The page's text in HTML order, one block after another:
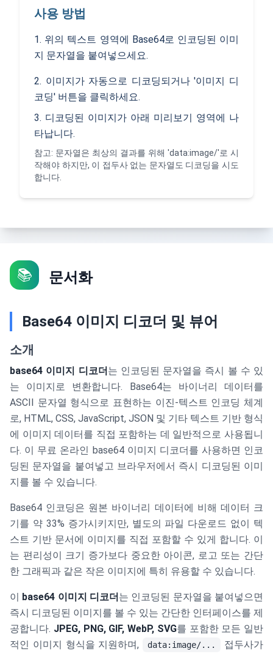
사용 방법
1. 위의 텍스트 영역에 Base64로 인코딩된 이미
지 문자열을 붙여넣으세요.
2. 이미지가 자동으로 디코딩되거나 '이미지 디
코딩' 버튼을 클릭하세요.
3. 디코딩된 이미지가 아래 미리보기 영역에 나
타납니다.
참고: 문자열은 최상의 결과를 위해 'data:image/'로 시
작해야 하지만, 이 접두사 없는 문자열도 디코딩을 시도
합니다.
📚 문서화
Base64 이미지 디코더 및 뷰어
소개
base64 이미지 디코더는 인코딩된 문자열을 즉시 볼 수 있
는 이미지로 변환합니다. Base64는 바이너리 데이터를
ASCII 문자열 형식으로 표현하는 이진-텍스트 인코딩 체계
로, HTML, CSS, JavaScript, JSON 및 기타 텍스트 기반 형식
에 이미지 데이터를 직접 포함하는 데 일반적으로 사용됩니
다. 이 무료 온라인 base64 이미지 디코더를 사용하면 인코
딩된 문자열을 붙여넣고 브라우저에서 즉시 디코딩된 이미
지를 볼 수 있습니다.
Base64 인코딩은 원본 바이너리 데이터에 비해 데이터 크
기를 약 33% 증가시키지만, 별도의 파일 다운로드 없이 텍
스트 기반 문서에 이미지를 직접 포함할 수 있게 합니다. 이
는 편리성이 크기 증가보다 중요한 아이콘, 로고 또는 간단
한 그래픽과 같은 작은 이미지에 특히 유용할 수 있습니다.
이 base64 이미지 디코더는 인코딩된 문자열을 붙여넣으면
즉시 디코딩된 이미지를 볼 수 있는 간단한 인터페이스를 제
공합니다. JPEG, PNG, GIF, WebP, SVG를 포함한 모든 일반
적인 이미지 형식을 지원하며,
data:image/...
접두사가